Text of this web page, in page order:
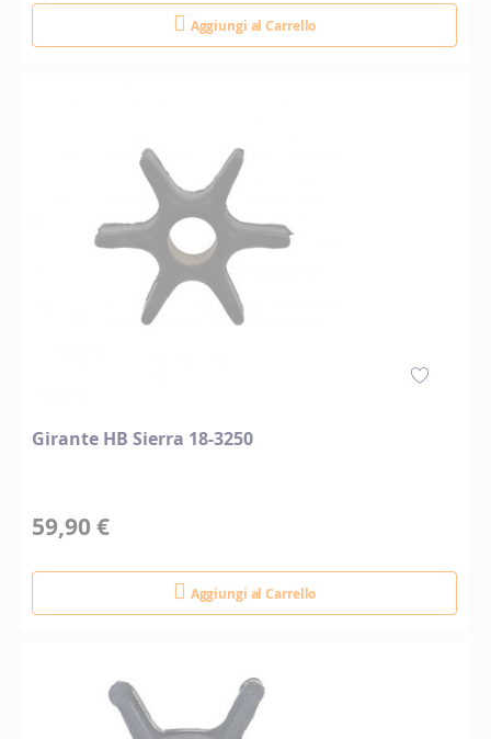
Aggiungi al Carrello
Girante HB Sierra 18-3250
59,90 €
Aggiungi al Carrello